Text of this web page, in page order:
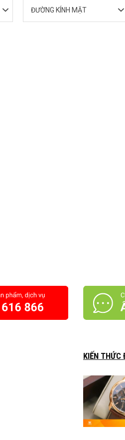
ĐƯỜNG KÍNH MẶT
KIẾN THỨC